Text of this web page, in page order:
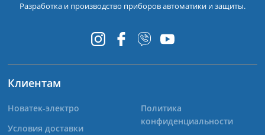
Разработка и производство приборов автоматики и защиты.
Клиентам
Новатек-электро
Условия доставки
Политика
конфиденциальности